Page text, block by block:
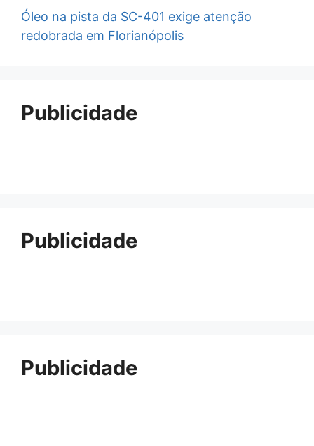
Óleo na pista da SC-401 exige atenção
redobrada em Florianópolis
Publicidade
Publicidade
Publicidade